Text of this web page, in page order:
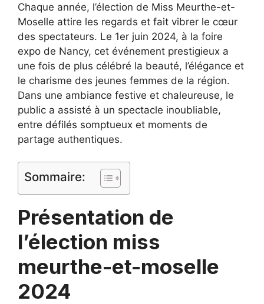
Chaque année, l’élection de Miss Meurthe-et-
Moselle attire les regards et fait vibrer le cœur
des spectateurs. Le 1er juin 2024, à la foire
expo de Nancy, cet événement prestigieux a
une fois de plus célébré la beauté, l’élégance et
le charisme des jeunes femmes de la région.
Dans une ambiance festive et chaleureuse, le
public a assisté à un spectacle inoubliable,
entre défilés somptueux et moments de
partage authentiques.
Sommaire:
Présentation de
l’élection miss
meurthe-et-moselle
2024